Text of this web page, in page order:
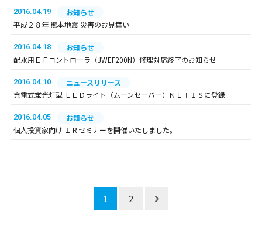
2016.04.19
お知らせ
平成２８年 熊本地震 災害のお見舞い
2016.04.18
お知らせ
配水用ＥＦコントローラ（JWEF200N）修理対応終了のお知らせ
2016.04.10
ニュースリリース
充電式蛍光灯型 ＬＥＤライト（ムーンセーバー）ＮＥＴＩＳに登録
2016.04.05
お知らせ
個人投資家向け ＩＲセミナーを開催いたしました。
1 2